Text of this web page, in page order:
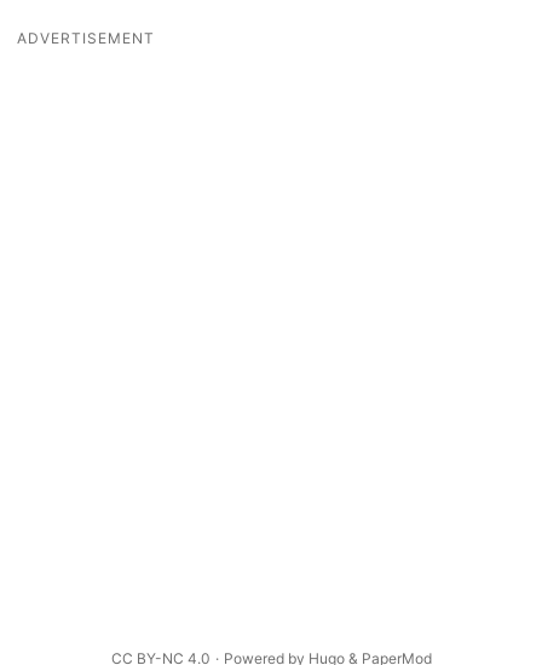
ADVERTISEMENT
CC BY-NC 4.0 · Powered by Hugo& PaperMod